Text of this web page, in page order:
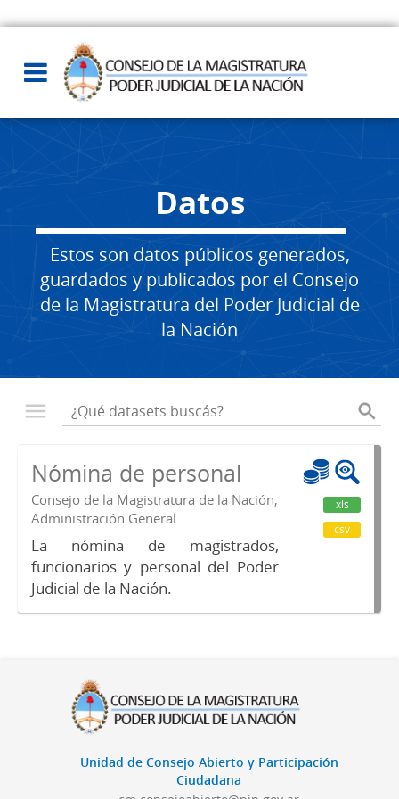
Datos
Estos son datos públicos generados,
guardados y publicados por el Consejo
de la Magistratura del Poder Judicial de
la Nación
Nómina de personal
Consejo de la Magistratura de la Nación,
Administración General
La nómina de magistrados,
funcionarios y personal del Poder
Judicial de la Nación.
xls
csv
Unidad de Consejo Abierto y Participación
Ciudadana